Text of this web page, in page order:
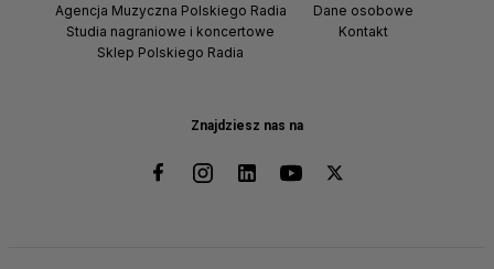
Znajdziesz nas na
Agencja Muzyczna Polskiego Radia
Studia nagraniowe i koncertowe
Sklep Polskiego Radia
Dane osobowe
Kontakt